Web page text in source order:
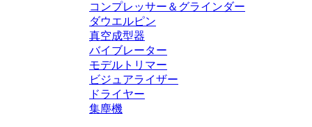
コンプレッサー＆グラインダー
ダウエルピン
真空成型器
バイブレーター
モデルトリマー
ビジュアライザー
ドライヤー
集塵機